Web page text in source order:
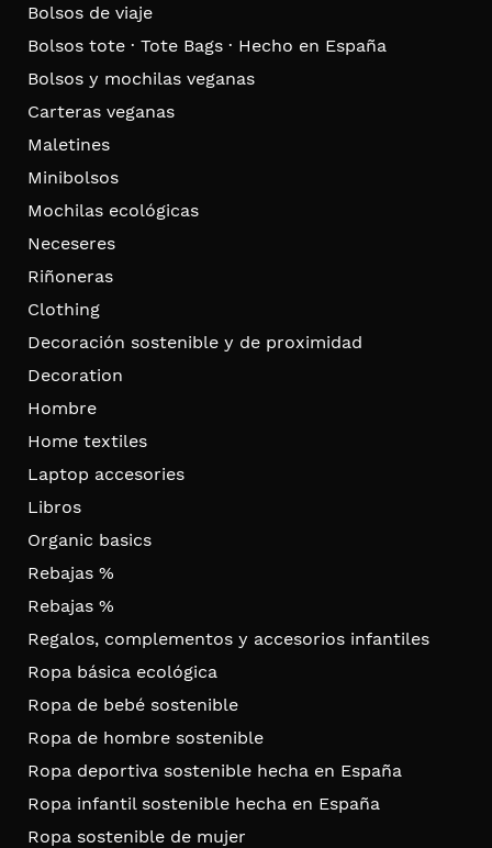
Bolsos de viaje
Bolsos tote · Tote Bags · Hecho en España
Bolsos y mochilas veganas
Carteras veganas
Maletines
Minibolsos
Mochilas ecológicas
Neceseres
Riñoneras
Clothing
Decoración sostenible y de proximidad
Decoration
Hombre
Home textiles
Laptop accesories
Libros
Organic basics
Rebajas %
Rebajas %
Regalos, complementos y accesorios infantiles
Ropa básica ecológica
Ropa de bebé sostenible
Ropa de hombre sostenible
Ropa deportiva sostenible hecha en España
Ropa infantil sostenible hecha en España
Ropa sostenible de mujer